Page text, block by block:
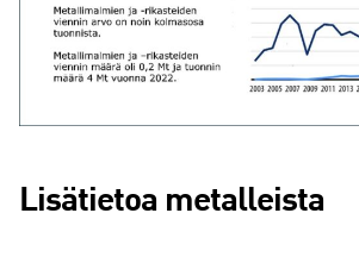
Lisätietoa metalleista